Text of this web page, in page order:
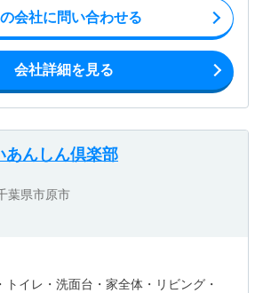
会社に問い合わせる
会社詳細を見る
あんしん倶楽部
葉県市原市
トイレ・ 洗面台・ 家全体・ リビング・